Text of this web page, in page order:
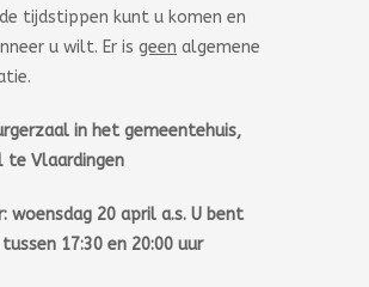
tijdstippen kunt u komen en
u wilt. Er is geen algemene
in het gemeentehuis,
te Vlaardingen
woensdag 20 april a.s. U bent
17:30 en 20:00 uur